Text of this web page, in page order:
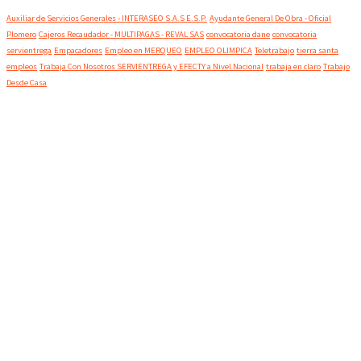
Auxiliar de Servicios Generales - INTERASEO S.A.S E.S.P. Ayudante General De Obra - Oficial
Plomero Cajeros Recaudador - MULTIPAGAS - REVAL SAS convocatoria dane convocatoria
servientrega Empacadores Empleo en MERQUEO EMPLEO OLIMPICA Teletrabajo tierra santa
empleos Trabaja Con Nosotros SERVIENTREGA y EFECTY a Nivel Nacional trabaja en claro Trabajo
Desde Casa